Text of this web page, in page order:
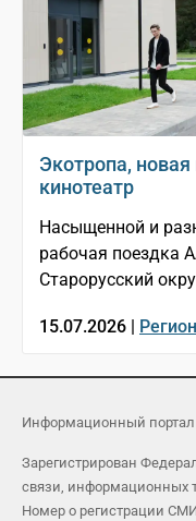
Экотропа,
кинотеатр
Насыщенной и
рабочая поездка
Старорусский
15.07.2026 | Регион
Информационный портал
Зарегистрирован
связи, информационных
Номер о регистрации